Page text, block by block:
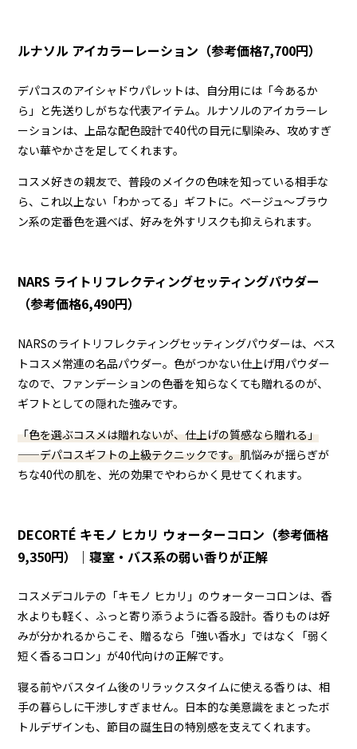
ルナソル アイカラーレーション（参考価格7,700円）
デパコスのアイシャドウパレットは、自分用には「今あるか
ら」と先送りしがちな代表アイテム。ルナソルのアイカラーレ
ーションは、上品な配色設計で40代の目元に馴染み、攻めすぎ
ない華やかさを足してくれます。
コスメ好きの親友で、普段のメイクの色味を知っている相手な
ら、これ以上ない「わかってる」ギフトに。ベージュ〜ブラウ
ン系の定番色を選べば、好みを外すリスクも抑えられます。
NARS ライトリフレクティングセッティングパウダー
（参考価格6,490円）
NARSのライトリフレクティングセッティングパウダーは、ベス
トコスメ常連の名品パウダー。色がつかない仕上げ用パウダー
なので、ファンデーションの色番を知らなくても贈れるのが、
ギフトとしての隠れた強みです。
「色を選ぶコスメは贈れないが、仕上げの質感なら贈れる」
——デパコスギフトの上級テクニックです。肌悩みが揺らぎが
ちな40代の肌を、光の効果でやわらかく見せてくれます。
DECORTÉ キモノ ヒカリ ウォーターコロン（参考価格
9,350円）｜寝室・バス系の弱い香りが正解
コスメデコルテの「キモノ ヒカリ」のウォーターコロンは、香
水よりも軽く、ふっと寄り添うように香る設計。香りものは好
みが分かれるからこそ、贈るなら「強い香水」ではなく「弱く
短く香るコロン」が40代向けの正解です。
寝る前やバスタイム後のリラックスタイムに使える香りは、相
手の暮らしに干渉しすぎません。日本的な美意識をまとったボ
トルデザインも、節目の誕生日の特別感を支えてくれます。